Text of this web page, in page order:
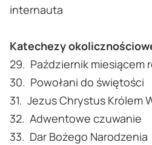
internauta
Katechezy
29. Październik miesiącem
30. Powołani do świętości
31. Jezus Chrystus Królem
32. Adwentowe czuwanie
33. Dar Bożego Narodzenia